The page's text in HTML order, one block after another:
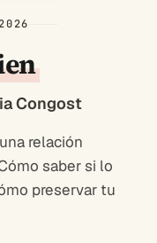
Congost
relación
saber si lo
preservar tu